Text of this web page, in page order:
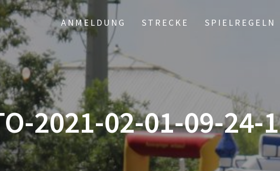
ANMELDUNG STRECKE SPIELREGELN
2021-02-01-09-24-